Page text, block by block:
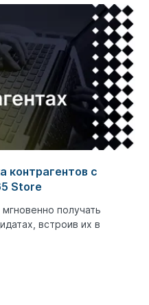
контрагентов с
Store
получать
встроив их в